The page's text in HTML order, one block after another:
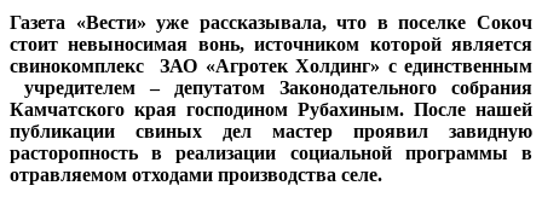
Газета «Вести» уже рассказывала, что в поселке Сокоч
стоит невыносимая вонь, источником которой является
свинокомплекс ЗАО «Агротек Холдинг» с единственным
учредителем – депутатом Законодательного собрания
Камчатского края господином Рубахиным. После нашей
публикации свиных дел мастер проявил завидную
расторопность в реализации социальной программы в
отравляемом отходами производства селе.